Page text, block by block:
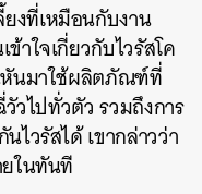
งที่เหมือนกับงาน
าใจเกี่ยวกับไวรัสโค
หันมาใช้ผลิตภัณฑ์ที่
วไปทั่วตัว รวมถึงการ
ไวรัสได้ เขากล่าวว่า
ในทันที